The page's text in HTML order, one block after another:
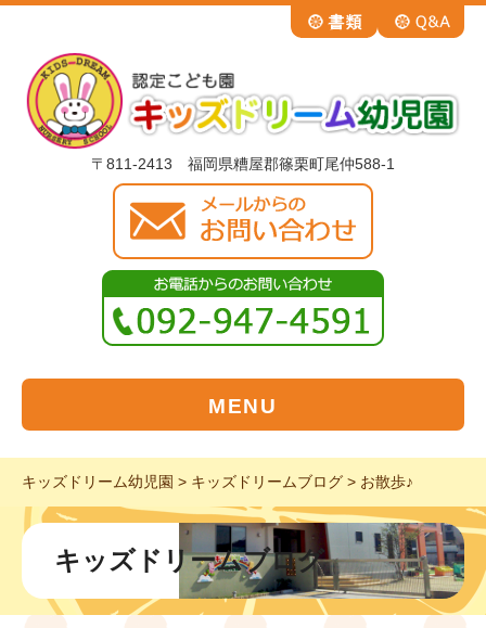
〒811-2413 福岡県糟屋郡篠栗町尾仲588-1
MENU
キッズドリーム幼児園 > キッズドリームブログ > お散歩♪
キッズドリームブログ